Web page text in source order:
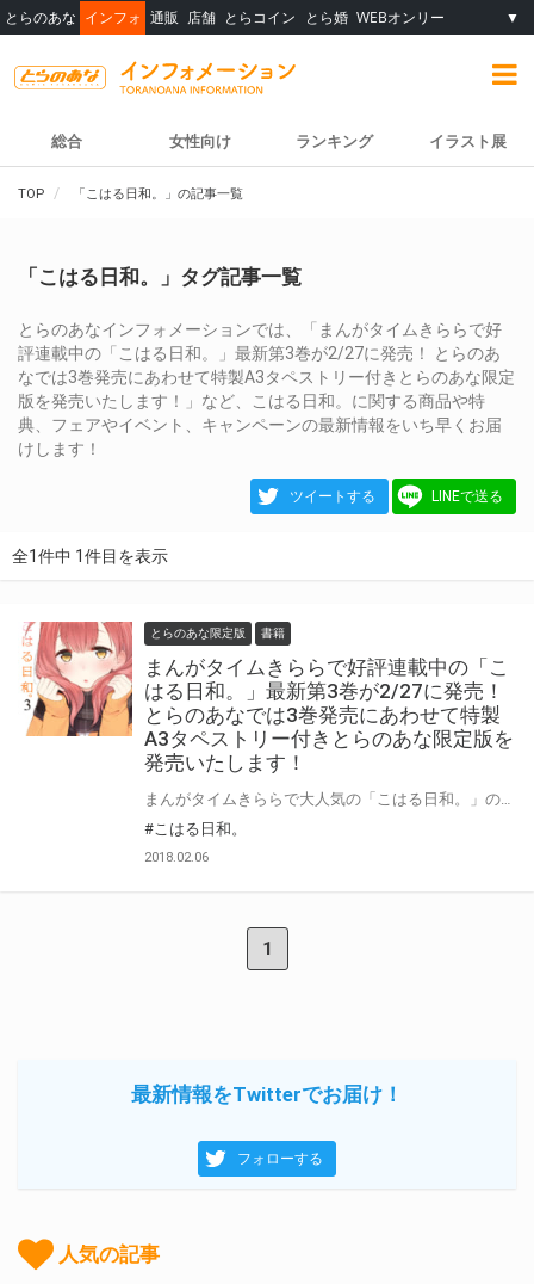
とらのあな インフォ 通販 店舗 とらコイン とら婚 WEBオンリー ▼
総合 女性向け ランキング イラスト展
TOP 「こはる日和。」の記事一覧
「こはる日和。」タグ記事一覧
とらのあなインフォメーションでは、「まんがタイムきららで好
評連載中の「こはる日和。」最新第3巻が2/27に発売！ とらのあ
なでは3巻発売にあわせて特製A3タペストリー付きとらのあな限定
版を発売いたします！」など、こはる日和。に関する商品や特
典、フェアやイベント、キャンペーンの最新情報をいち早くお届
けします！
ツイートする LINEで送る
全1件中 1件目を表示
とらのあな限定版 書籍
まんがタイムきららで好評連載中の「こ
はる日和。」最新第3巻が2/27に発売！
とらのあなでは3巻発売にあわせて特製
A3タペストリー付きとらのあな限定版を
発売いたします！
#こはる日和。
2018.02.06
1
最新情報をTwitterでお届け！
フォローする
人気の記事